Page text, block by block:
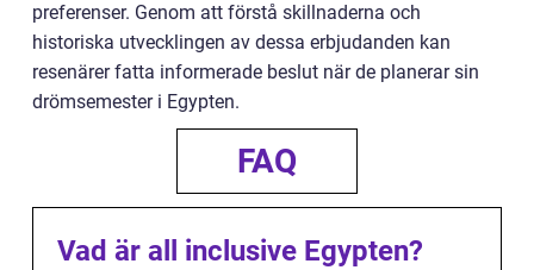
preferenser. Genom att förstå skillnaderna och
historiska utvecklingen av dessa erbjudanden kan
resenärer fatta informerade beslut när de planerar sin
drömsemester i Egypten.
FAQ
Vad är all inclusive Egypten?